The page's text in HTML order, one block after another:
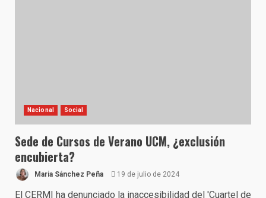
Nacional Social
Sede de Cursos de Verano UCM, ¿exclusión
encubierta?
Maria Sánchez Peña 19 de julio de 2024
El CERMI ha denunciado la inaccesibilidad del 'Cuartel de